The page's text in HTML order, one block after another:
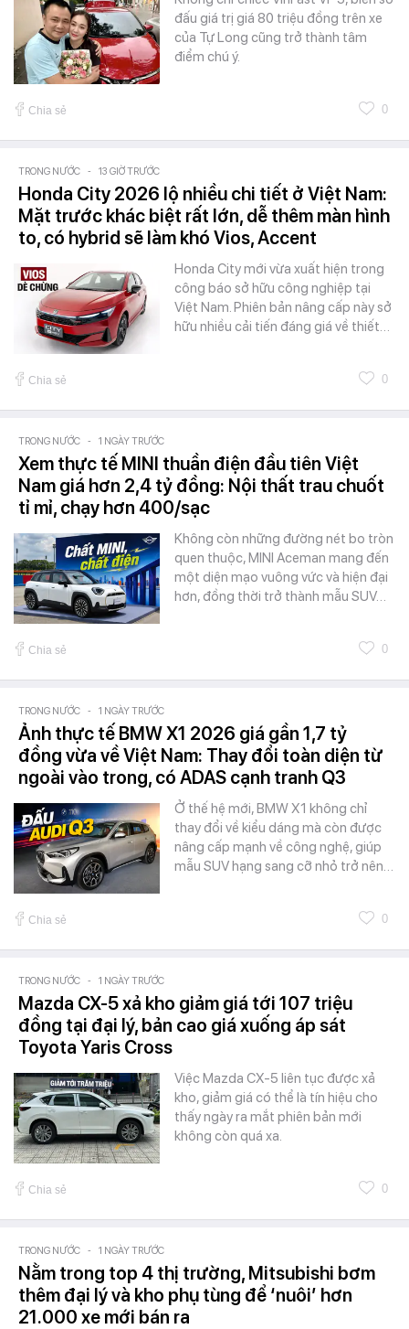
đấu giá trị giá 80 triệu đồng trên xe
của Tự Long cũng trở thành tâm
điểm chú ý.
Chia sẻ 0
TRONG NƯỚC - 13 GIỜ TRƯỚC
Honda City 2026 lộ nhiều chi tiết ở Việt Nam:
Mặt trước khác biệt rất lớn, dễ thêm màn hình
to, có hybrid sẽ làm khó Vios, Accent
Honda City mới vừa xuất hiện trong
công báo sở hữu công nghiệp tại
Việt Nam. Phiên bản nâng cấp này sở
hữu nhiều cải tiến đáng giá về thiết…
Chia sẻ 0
TRONG NƯỚC - 1 NGÀY TRƯỚC
Xem thực tế MINI thuần điện đầu tiên Việt
Nam giá hơn 2,4 tỷ đồng: Nội thất trau chuốt
tỉ mỉ, chạy hơn 400/sạc
Không còn những đường nét bo tròn
quen thuộc, MINI Aceman mang đến
một diện mạo vuông vức và hiện đại
hơn, đồng thời trở thành mẫu SUV…
Chia sẻ 0
TRONG NƯỚC - 1 NGÀY TRƯỚC
Ảnh thực tế BMW X1 2026 giá gần 1,7 tỷ
đồng vừa về Việt Nam: Thay đổi toàn diện từ
ngoài vào trong, có ADAS cạnh tranh Q3
Ở thế hệ mới, BMW X1 không chỉ
thay đổi về kiểu dáng mà còn được
nâng cấp mạnh về công nghệ, giúp
mẫu SUV hạng sang cỡ nhỏ trở nên…
Chia sẻ 0
TRONG NƯỚC - 1 NGÀY TRƯỚC
Mazda CX-5 xả kho giảm giá tới 107 triệu
đồng tại đại lý, bản cao giá xuống áp sát
Toyota Yaris Cross
Việc Mazda CX-5 liên tục được xả
kho, giảm giá có thể là tín hiệu cho
thấy ngày ra mắt phiên bản mới
không còn quá xa.
Chia sẻ 0
TRONG NƯỚC - 1 NGÀY TRƯỚC
Nằm trong top 4 thị trường, Mitsubishi bơm
thêm đại lý và kho phụ tùng để ‘nuôi’ hơn
21.000 xe mới bán ra